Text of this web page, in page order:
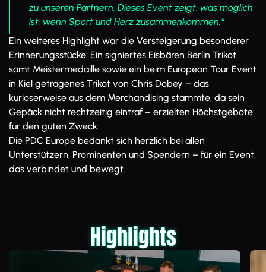
zu unseren Partnern. Dieses Event zeigt, was möglich
ist, wenn Sport und Herz zusammenkommen.“
Ein weiteres Highlight war die Versteigerung besonderer
Erinnerungsstücke: Ein signiertes Eisbären Berlin Trikot
samt Meistermedaille sowie ein beim European Tour Event
in Kiel getragenes Trikot von Chris Dobey – das
kurioserweise aus dem Merchandising stammte, da sein
Gepäck nicht rechtzeitig eintraf – erzielten Höchstgebote
für den guten Zweck.
Die PDC Europe bedankt sich herzlich bei allen
Unterstützern, Prominenten und Spendern – für ein Event,
das verbindet und bewegt.
Highlights